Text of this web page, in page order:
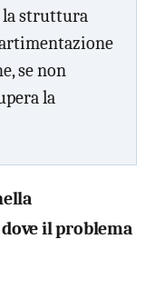
la struttura
se non
la
il problema